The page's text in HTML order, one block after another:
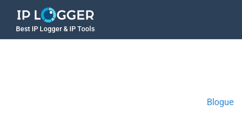
Best IP Logger & IP Tools
Blogue